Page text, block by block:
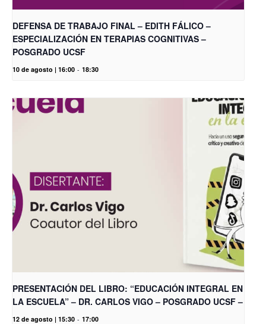
DEFENSA DE TRABAJO FINAL – EDITH FÁLICO –
ESPECIALIZACIÓN EN TERAPIAS COGNITIVAS –
POSGRADO UCSF
10 de agosto | 16:00 - 18:30
PRESENTACIÓN DEL LIBRO: “EDUCACIÓN INTEGRAL EN
LA ESCUELA” – DR. CARLOS VIGO – POSGRADO UCSF –
12 de agosto | 15:30 - 17:00